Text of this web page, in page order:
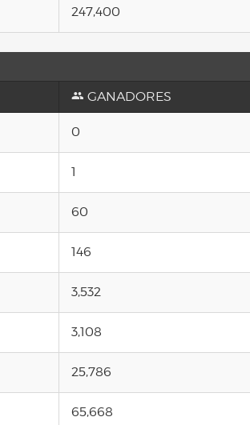
247,400
GANADORES
0
1
60
146
3,532
3,108
25,786
65,668